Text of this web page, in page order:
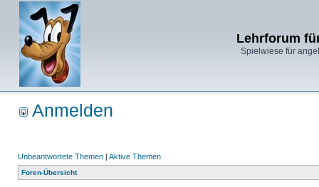
Lehrforum
Spielwiese für
Anmelden
Unbeantwortete Themen | Aktive Themen
Foren-Übersicht